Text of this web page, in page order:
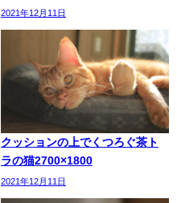
2021年12月11日
クッションの上でくつろぐ茶ト
ラの猫2700×1800
2021年12月11日